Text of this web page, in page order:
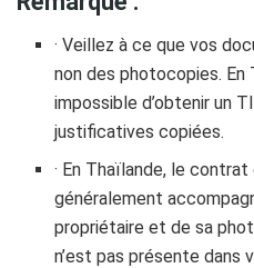
· Veillez à ce que vos
non des photocopies.
impossible d’obtenir un
justificatives copiées.
· En Thaïlande, le
généralement
propriétaire et de sa
n’est pas présente